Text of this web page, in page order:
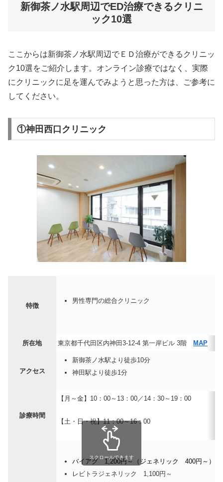
新御茶ノ水駅周辺でED治療できるクリニ
ック10選
ここからは新御茶ノ水駅周辺でＥＤ治療ができるクリニッ
ク10選をご紹介します。オンライン診療ではなく、実際
にクリニックに足を運んでみようと思った方は、ご参考に
してください。
①神田西口クリニック
特徴
男性専門の総合クリニック
所在地 東京都千代田区内神田3-12-4 第一岸ビル 3階 MAP
アクセス
新御茶ノ水駅より徒歩10分
神田駅より徒歩1分
診療時間
【月～金】10：00～13：00／14：30～19：00
【土・日・祝】11：00～16：00
バイアグ 1,200円～（ジェネリック 400円～）
レビトラジェネリック 1,100円～
スクロールできます